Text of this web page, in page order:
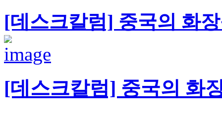
[데스크칼럼] 중국의 화
[데스크칼럼] 중국의 화